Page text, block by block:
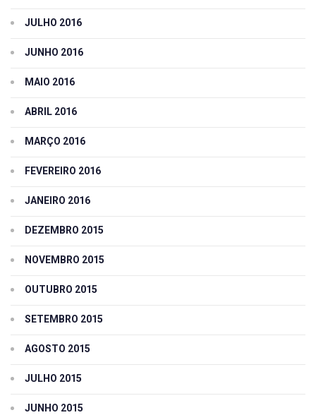
JULHO 2016
JUNHO 2016
MAIO 2016
ABRIL 2016
MARÇO 2016
FEVEREIRO 2016
JANEIRO 2016
DEZEMBRO 2015
NOVEMBRO 2015
OUTUBRO 2015
SETEMBRO 2015
AGOSTO 2015
JULHO 2015
JUNHO 2015